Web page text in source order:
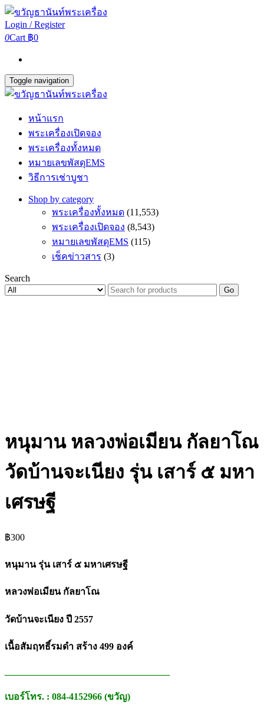
Login / Register
0Cart ฿0
Toggle navigation
หน้าแรก
พระเครื่องเปิดจอง
พระเครื่องทั้งหมด
หมายเลขพัสดุEMS
วิธีการเช่าบูชา
Shop by category
พระเครื่องทั้งหมด (11,553)
พระเครื่องเปิดจอง (8,543)
หมายเลขพัสดุEMS (115)
เช็คข่าวสาร (3)
Search
Go
หนุมาน หลวงพ่อเมียน กัลยาโณ
วัดบ้านจะเนียง รุ่น เสาร์ ๕ มหา
เศรษฐี
฿300
หนุมาน รุ่น เสาร์ ๕ มหาเศรษฐี
หลวงพ่อเมียน กัลยาโณ
วัดบ้านจะเนียง ปี 2557
เนื้อสัมฤทธิ์รมดำ สร้าง 499 องค์
เบอร์โทร. : 084-4152966 (ขวัญ)